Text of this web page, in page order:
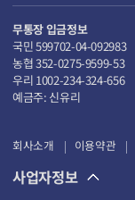
회사소개 이용약관
사업자정보
무통장 입금정보
국민 599702-04-092983
농협 352-0275-9599-53
우리 1002-234-324-656
예금주: 신유리